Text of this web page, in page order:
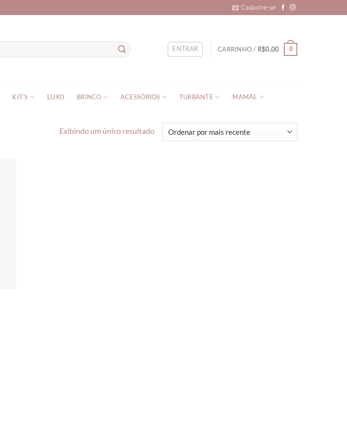
Cadastre-se
ENTRAR CARRINHO / R$0,00 0
KIT’S LUXO BRINCO ACESSÓRIOS TURBANTE MAMÃE
Exibindo um único resultado